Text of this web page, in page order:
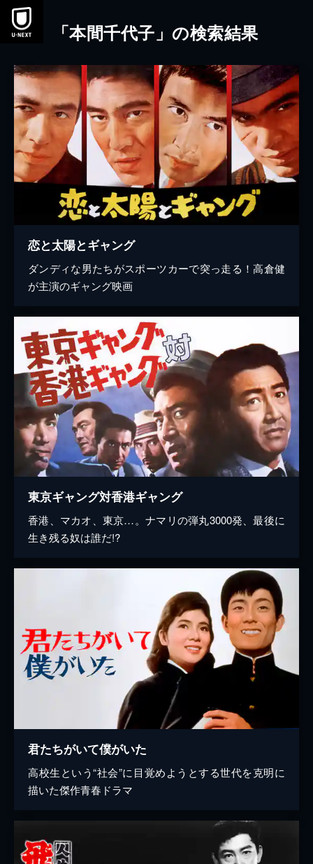
本文へスキップ
「本間千代子」の検索結果
恋と太陽とギャング
ダンディな男たちがスポーツカーで突っ走る！高倉健
が主演のギャング映画
東京ギャング対香港ギャング
香港、マカオ、東京…。ナマリの弾丸3000発、最後に
生き残る奴は誰だ!?
君たちがいて僕がいた
高校生という“社会”に目覚めようとする世代を克明に
描いた傑作青春ドラマ